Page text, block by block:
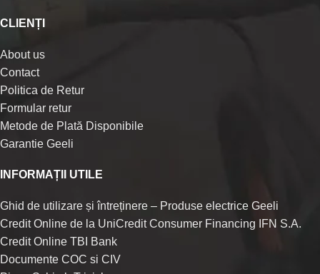
CLIENȚI
About us
Contact
Politica de Retur
Formular retur
Metode de Plată Disponibile
Garantie Geeli
INFORMAȚII UTILE
Ghid de utilizare și întreținere – Produse electrice Geeli
Credit Online de la UniCredit Consumer Financing IFN S.A.
Credit Online TBI Bank
Documente COC si CIV